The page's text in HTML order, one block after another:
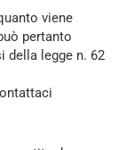
viene
pertanto
della legge n. 62